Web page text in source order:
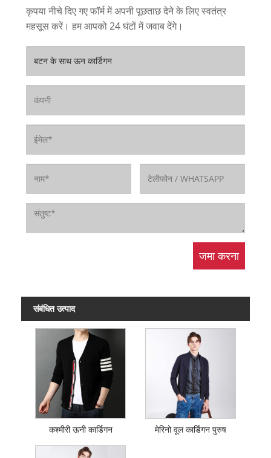
कृपया नीचे दिए गए फॉर्म में अपनी पूछताछ देने के लिए स्वतंत्र
महसूस करें। हम आपको 24 घंटों में जवाब देंगे।
संबंधित उत्पाद
कश्मीरी ऊनी कार्डिगन मेरिनो वूल कार्डिगन पुरुष